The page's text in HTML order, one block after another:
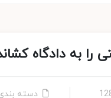
را به دادگاه
دسته